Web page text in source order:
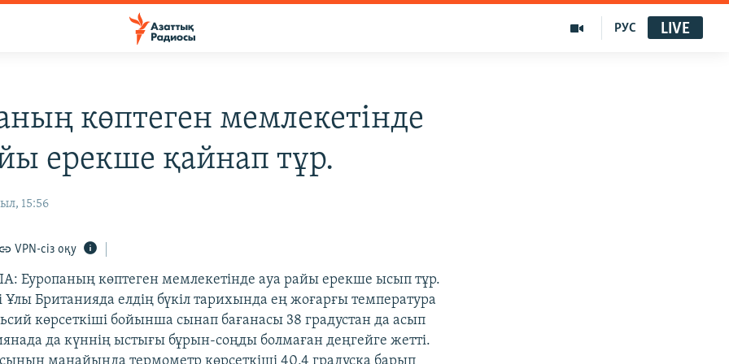
РУС LIVE
көптеген мемлекетінде
ерекше қайнап тұр.
15:56
VPN-сіз оқу
Еуропаның көптеген мемлекетінде ауа райы ерекше ысып тұр.
Ұлы Британияда елдің бүкіл тарихында ең жоғарғы температура
көрсеткіші бойынша сынап бағанасы 38 градустан да асып
да күннің ыстығы бұрын-соңды болмаған деңгейге жетті.